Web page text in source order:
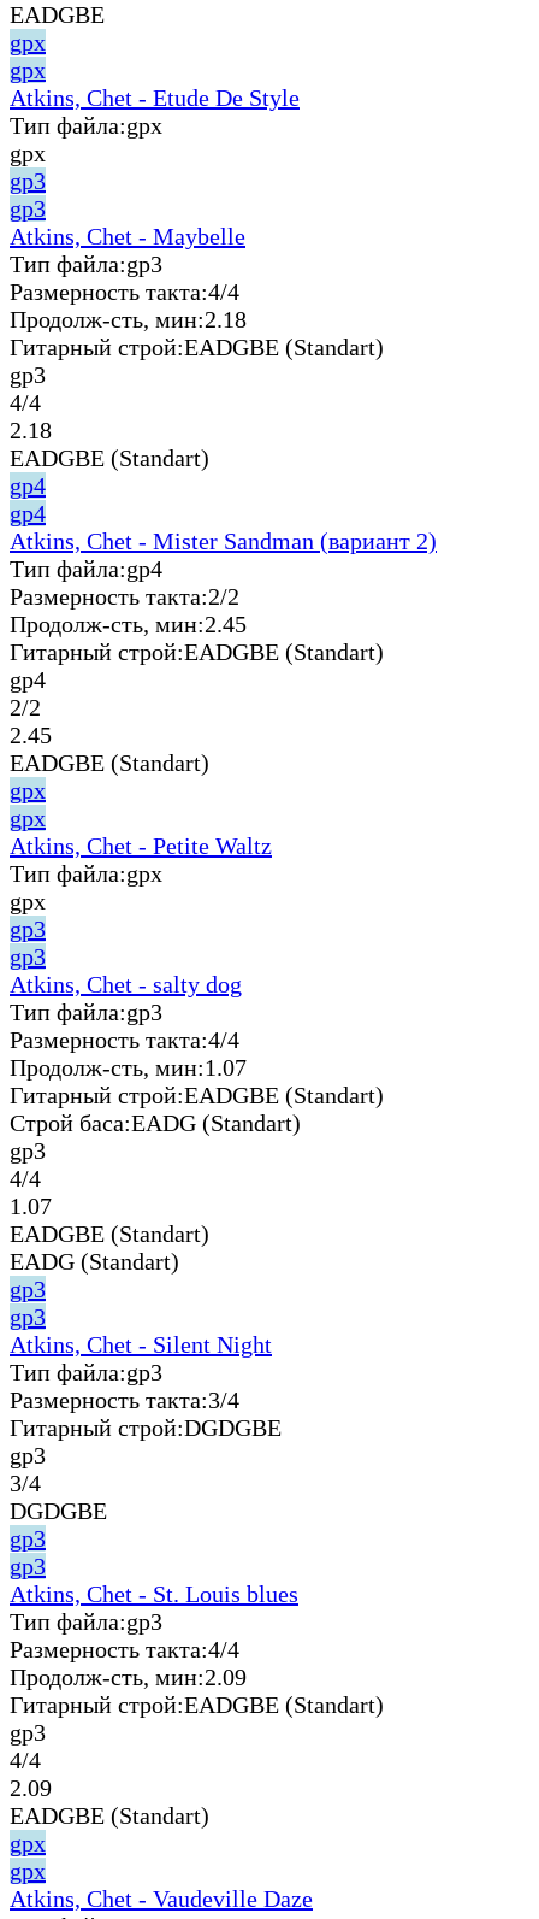
EADGBE
gpx
gpx
Atkins, Chet - Etude De Style
Тип файла:gpx
gpx
gp3
gp3
Atkins, Chet - Maybelle
Тип файла:gp3
Размерность такта:4/4
Продолж-сть, мин:2.18
Гитарный строй:EADGBE (Standart)
gp3
4/4
2.18
EADGBE (Standart)
gp4
gp4
Atkins, Chet - Mister Sandman (вариант 2)
Тип файла:gp4
Размерность такта:2/2
Продолж-сть, мин:2.45
Гитарный строй:EADGBE (Standart)
gp4
2/2
2.45
EADGBE (Standart)
gpx
gpx
Atkins, Chet - Petite Waltz
Тип файла:gpx
gpx
gp3
gp3
Atkins, Chet - salty dog
Тип файла:gp3
Размерность такта:4/4
Продолж-сть, мин:1.07
Гитарный строй:EADGBE (Standart)
Строй баса:EADG (Standart)
gp3
4/4
1.07
EADGBE (Standart)
EADG (Standart)
gp3
gp3
Atkins, Chet - Silent Night
Тип файла:gp3
Размерность такта:3/4
Гитарный строй:DGDGBE
gp3
3/4
DGDGBE
gp3
gp3
Atkins, Chet - St. Louis blues
Тип файла:gp3
Размерность такта:4/4
Продолж-сть, мин:2.09
Гитарный строй:EADGBE (Standart)
gp3
4/4
2.09
EADGBE (Standart)
gpx
gpx
Atkins, Chet - Vaudeville Daze